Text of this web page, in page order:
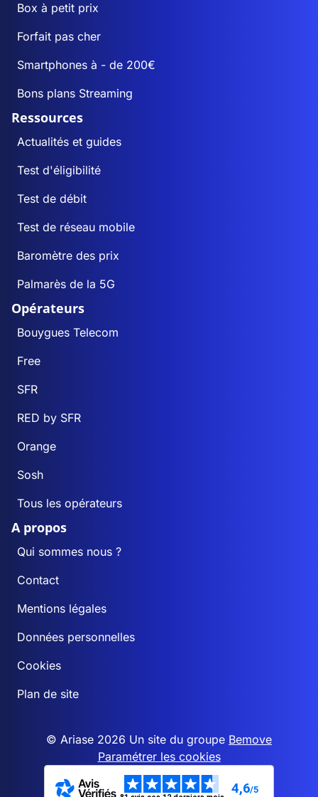
Box à petit prix
Forfait pas cher
Smartphones à - de 200€
Bons plans Streaming
Ressources
Actualités et guides
Test d'éligibilité
Test de débit
Test de réseau mobile
Baromètre des prix
Palmarès de la 5G
Opérateurs
Bouygues Telecom
Free
SFR
RED by SFR
Orange
Sosh
Tous les opérateurs
A propos
Qui sommes nous ?
Contact
Mentions légales
Données personnelles
Cookies
Plan de site
© Ariase 2026 Un site du groupe Bemove
Paramétrer les cookies
4,6/5